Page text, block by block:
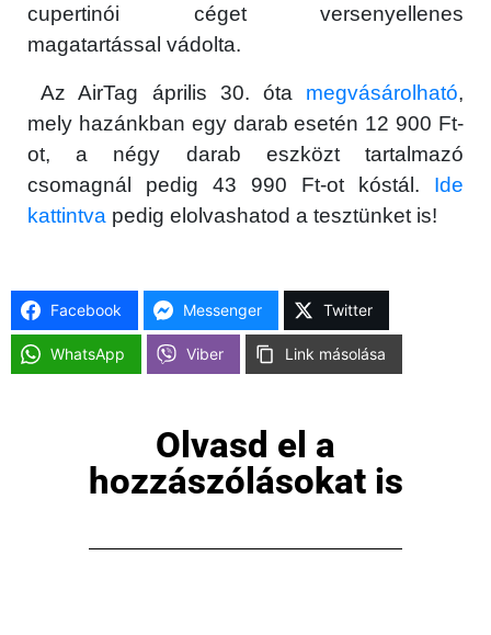
cupertinói céget versenyellenes
magatartással vádolta.
Az ‌AirTag április 30. óta megvásárolható,
mely hazánkban egy darab esetén 12 900 Ft-
ot, a négy darab eszközt tartalmazó
csomagnál pedig 43 990 Ft-ot kóstál. Ide
kattintva pedig elolvashatod a tesztünket is!
Facebook Messenger Twitter
WhatsApp Viber Link másolása
Olvasd el a
hozzászólásokat is